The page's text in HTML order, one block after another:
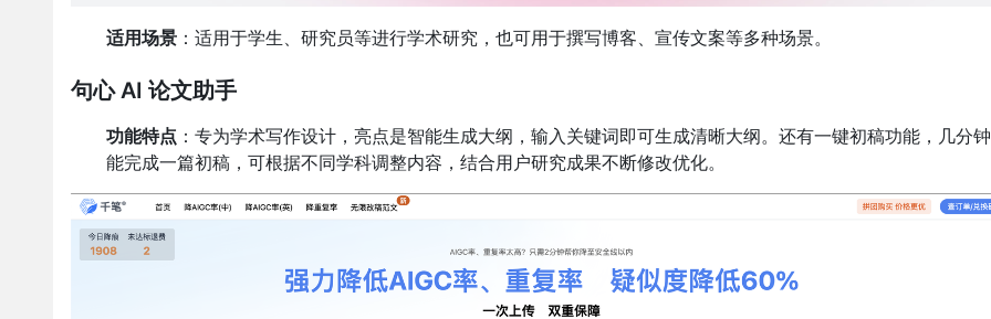
适用场景 ：适用于学生、研究员等进行学术研究，也可用于撰写博客、宣传文案等多种场景。
句心 AI 论文助手
功能特点 ：专为学术写作设计，亮点是智能生成大纲，输入关键词即可生成清晰大纲。还有一键初稿功能，几分
能完成一篇初稿，可根据不同学科调整内容，结合用户研究成果不断修改优化。